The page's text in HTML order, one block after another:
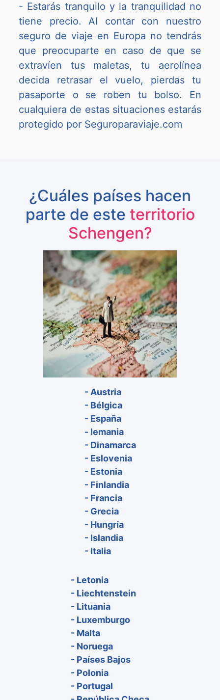
- Estarás tranquilo y la tranquilidad no
tiene precio. Al contar con nuestro
seguro de viaje en Europa no tendrás
que preocuparte en caso de que se
extravíen tus maletas, tu aerolínea
decida retrasar el vuelo, pierdas tu
pasaporte o se roben tu bolso. En
cualquiera de estas situaciones estarás
protegido por Seguroparaviaje.com
¿Cuáles países hacen
parte de este territorio
Schengen?
- Austria
- Bélgica
- España
- lemania
- Dinamarca
- Eslovenia
- Estonia
- Finlandia
- Francia
- Grecia
- Hungría
- Islandia
- Italia
- Letonia
- Liechtenstein
- Lituania
- Luxemburgo
- Malta
- Noruega
- Países Bajos
- Polonia
- Portugal